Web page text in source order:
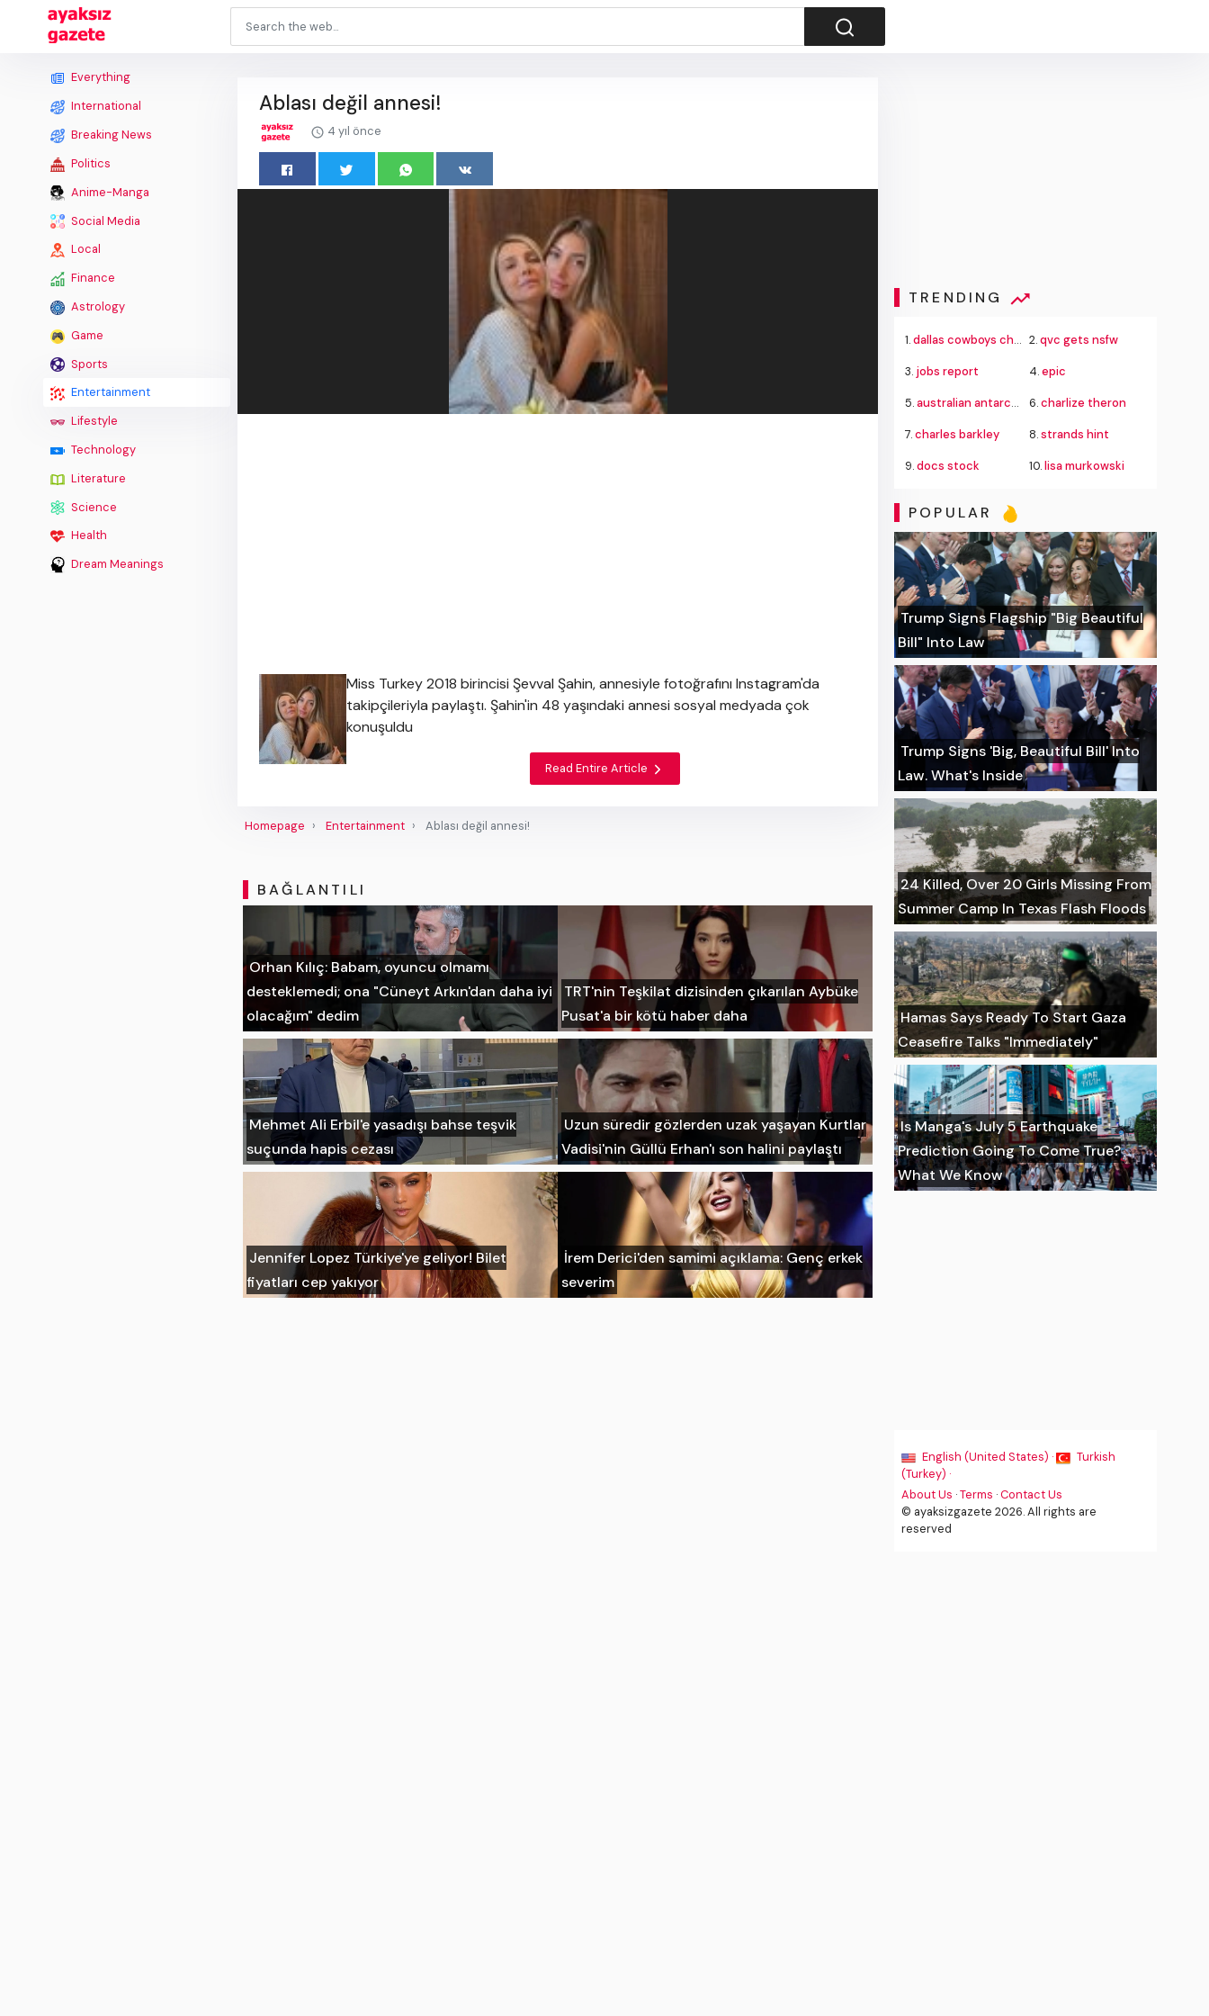
Everything
International
Breaking News
Politics
Anime-Manga
Social Media
Local
Finance
Astrology
Game
Sports
Entertainment
Lifestyle
Technology
Literature
Science
Health
Dream Meanings
Ablası değil annesi!
4 yıl önce
Miss Turkey 2018 birincisi Şevval Şahin, annesiyle fotoğrafını Instagram'da
takipçileriyla paylaştı. Şahin'in 48 yaşındaki annesi sosyal medyada çok
konuşuldu
Read Entire Article
Homepage Entertainment Ablası değil annesi!
BAĞLANTILI
Orhan Kılıç: Babam, oyuncu olmamı
desteklemedi; ona "Cüneyt Arkın'dan daha iyi
olacağım" dedim
TRT'nin Teşkilat dizisinden çıkarılan Aybüke
Pusat'a bir kötü haber daha
Mehmet Ali Erbil'e yasadışı bahse teşvik
suçunda hapis cezası
Uzun süredir gözlerden uzak yaşayan Kurtlar
Vadisi'nin Güllü Erhan'ı son halini paylaştı
Jennifer Lopez Türkiye'ye geliyor! Bilet
fiyatları cep yakıyor
İrem Derici'den samimi açıklama: Genç erkek
severim
TRENDING
1.dallas cowboys cheerleaders 2.qvc gets nsfw
3. jobs report 4.epic
5.australian antarctic winter flight rescue 6.charlize theron
7.charles barkley 8.strands hint
9.docs stock 10.lisa murkowski
POPULAR
Trump Signs Flagship "Big Beautiful
Bill" Into Law
Trump Signs 'Big, Beautiful Bill' Into
Law. What's Inside
24 Killed, Over 20 Girls Missing From
Summer Camp In Texas Flash Floods
Hamas Says Ready To Start Gaza
Ceasefire Talks "Immediately"
Is Manga's July 5 Earthquake
Prediction Going To Come True?
What We Know
English (United States) ·
Turkish
(Turkey) ·
About Us ·Terms ·Contact Us
© ayaksizgazete 2026. All rights are
reserved